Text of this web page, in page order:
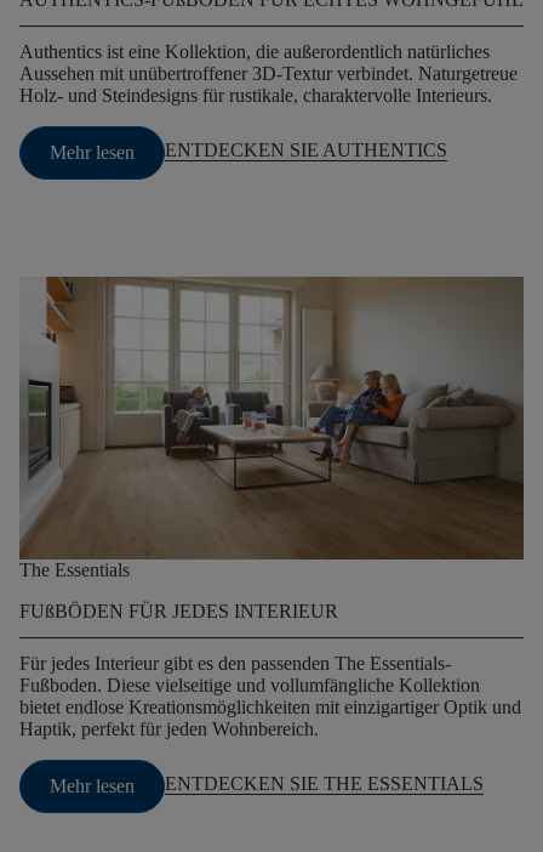
Authentics ist eine Kollektion, die außerordentlich natürliches
Aussehen mit unübertroffener 3D-Textur verbindet. Naturgetreue
Holz- und Steindesigns für rustikale, charaktervolle Interieurs.
Mehr lesen ENTDECKEN SIE AUTHENTICS
The Essentials
FUßBÖDEN FÜR JEDES INTERIEUR
Für jedes Interieur gibt es den passenden The Essentials-
Fußboden. Diese vielseitige und vollumfängliche Kollektion
bietet endlose Kreationsmöglichkeiten mit einzigartiger Optik und
Haptik, perfekt für jeden Wohnbereich.
Mehr lesen ENTDECKEN SIE THE ESSENTIALS